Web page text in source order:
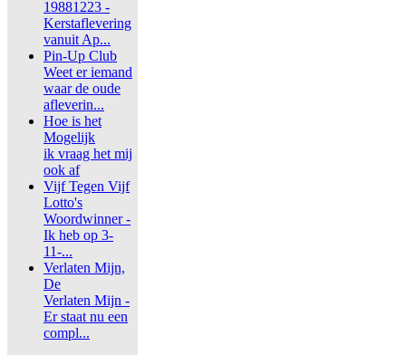
19881223 -
Kerstaflevering
vanuit Ap...
Pin-Up Club
Weet er iemand
waar de oude
afleverin...
Hoe is het
Mogelijk
ik vraag het mij
ook af
Vijf Tegen Vijf
Lotto's
Woordwinner -
Ik heb op 3-
11-...
Verlaten Mijn,
De
Verlaten Mijn -
Er staat nu een
compl...